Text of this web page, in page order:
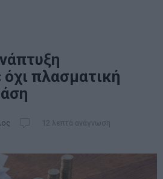
πλασματική
12 λεπτά ανάγνωση